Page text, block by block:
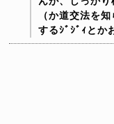
（か道交法を
するｼﾞｼﾞｨとか